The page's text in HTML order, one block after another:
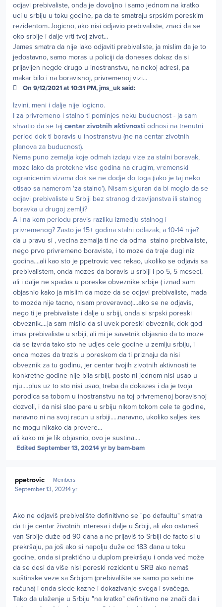
odjavi prebivaliste, onda je dovoljno i samo jednom na kratko
uci u srbiju u toku godine, pa da te smatraju srpskim poreskim
rezidentom...logicno, ako nisi odjavio prebivaliste, znaci da se
oko srbije i dalje vrti tvoj zivot...
James smatra da nije lako odjaviti prebivaliste, ja mislim da je to
jedostavno, samo moras u policiji da doneses dokaz da si
prijavljen negde drugo u inostranstvu, na nekoj adresi, pa
makar bilo i na boravisnoj, privremenoj vizi...
On 9/12/2021 at 10:31 PM, jms_uk said:
Izvini, meni i dalje nije logicno.
I za privremeno i stalno ti pominjes neku buducnost - ja sam
shvatio da se taj centar zivotnih aktivnosti odnosi na trenutni
period dok ti boravis u inostranstvu (ne na centar zivotnih
planova za buducnost).
Nema puno zemalja koje odmah izdaju vize za stalni boravak,
moze lako da protekne vise godina na drugim, vremenski
ogranicenim vizama dok se ne dodje do toga (iako je taj neko
otisao sa namerom 'za stalno'). Nisam siguran da bi moglo da se
odjavi prebivaliste u Srbiji bez stranog drzavljanstva ili stalnog
boravka u drugoj zemlji?
A i na kom periodu pravis razliku izmedju stalnog i
privremenog? Zasto je 15+ godina stalni odlazak, a 10-14 nije?
da u pravu si , vecina zemalja ti ne da odma stalno prebivaliste,
nego prvo privremeno boraviste, i to moze da traje dugi niz
godina....ali kao sto je ppetrovic vec rekao, ukoliko se odjavis sa
prebivalistem, onda mozes da boravis u srbiji i po 5, 5 meseci,
ali i dalje ne spadas u poreske obveznike srbije ( iznad sam
objasnio kako ja mislim da moze da se odjavi prebivaliste, mada
to mozda nije tacno, nisam proveravao)....ako se ne odjavis,
nego ti je prebivaliste i dalje u srbiji, onda si srpski poreski
obveznik....ja sam mislio da si uvek poreski obveznik, dok god
imas prebivaliste u srbiji, ali mi je savetnik objasnio da to moze
da se izvrda tako sto ne udjes cele godine u zemlju srbiju, i
onda mozes da trazis u poreskom da ti priznaju da nisi
obveznik za tu godinu, jer centar tvojih zivotnih aktivnosti te
konkretne godine nije bila srbiji, posto ni jednom nisi usao u
nju....plus uz to sto nisi usao, treba da dokazes i da je tvoja
porodica sa tobom u inostranstvu na toj privremenoj boravisnoj
dozvoli, i da nisi slao pare u srbiju nikom tokom cele te godine,
naravno ni na svoj racun u srbiji.....naravno, ukoliko saljes kes
ne mogu nikako da provere...
ali kako mi je lik objasnio, ovo je sustina....
Edited September 13, 20214 yrby bam-bam
ppetrovic Members
September 13, 20214 yr
Ako ne odjaviš prebivalište definitivno se "po defaultu" smatra
da ti je centar životnih interesa i dalje u Srbiji, ali ako ostaneš
van Srbije duže od 90 dana a ne prijaviš to Srbiji de facto si u
prekršaju, pa još ako si napolju duže od 183 dana u toku
godine, onda si praktično u duplom prekršaju i onda već može
da se desi da više nisi poreski rezident u SRB ako nemaš
suštinske veze sa Srbijom (prebivalište se samo po sebi ne
računa) i onda slede kazne i dokazivanje svega i svačega.
Tako da ulaženje u Srbiju "na kratko" definitivno ne znači da i